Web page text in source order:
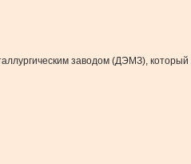
заводом (ДЭМЗ),